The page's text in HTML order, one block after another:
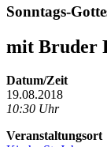
Sonntags-
mit Bruder
Datum/Zeit
19.08.2018
10:30 Uhr
Veranstaltungsort